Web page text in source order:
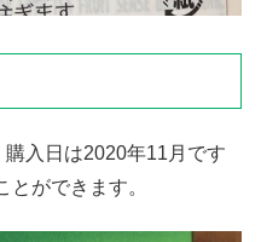
入日は2020年11月です
ができます。